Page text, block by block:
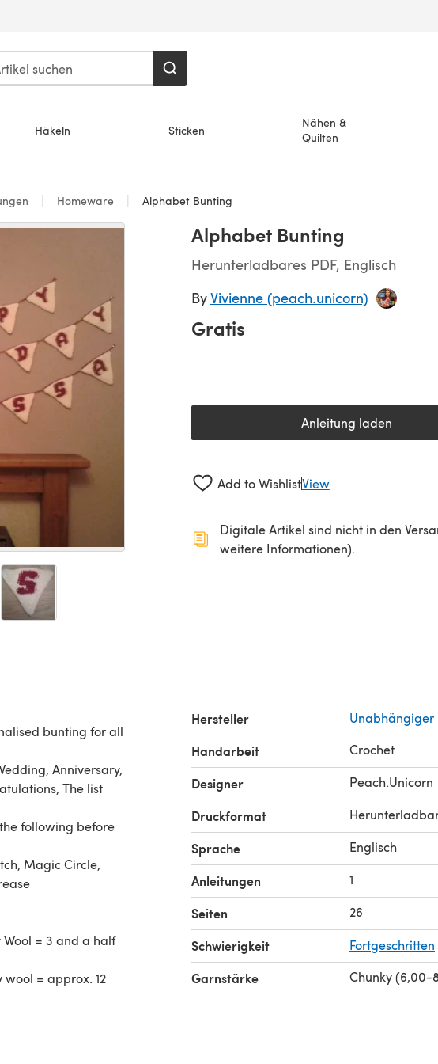
Häkeln Sticken
Nähen &
Quilten
Homeware Alphabet Bunting
Alphabet Bunting
Herunterladbares PDF, Englisch
ByVivienne (peach.unicorn)
Gratis
Anleitung laden
(öffnet sich in
Add to WishlistView
Digitale Artikel sind nicht in den
weitere Informationen).
bunting for all
Anniversary,
The list
following before
Magic Circle,
= 3 and a half
= approx. 12
Hersteller Unabhängiger
Handarbeit Crochet
Designer Peach.Unicorn
Druckformat
Sprache Englisch
Anleitungen 1
Seiten 26
Schwierigkeit Fortgeschritten
Garnstärke Chunky (6,00-